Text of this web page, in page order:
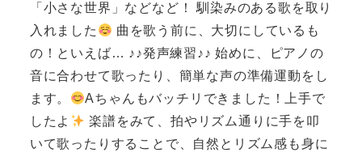
「小さな世界」などなど！ 馴染みのある歌を取り
入れました
曲を歌う前に、大切にしているも
の！といえば… ♪♪発声練習♪♪ 始めに、ピアノの
音に合わせて歌ったり、簡単な声の準備運動をし
ます。
Aちゃんもバッチリできました！上手で
したよ
楽譜をみて、拍やリズム通りに手を叩
いて歌ったりすることで、自然とリズム感も身に